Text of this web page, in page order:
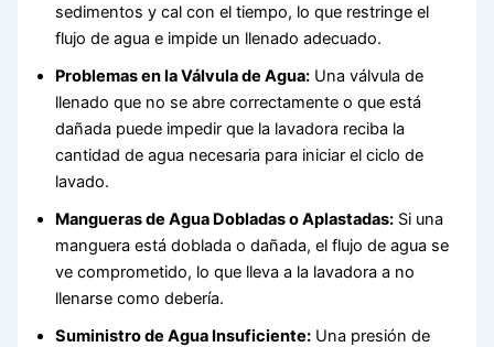
sedimentos y cal con el tiempo, lo que restringe el
flujo de agua e impide un llenado adecuado.
Problemas en la Válvula de Agua: Una válvula de
llenado que no se abre correctamente o que está
dañada puede impedir que la lavadora reciba la
cantidad de agua necesaria para iniciar el ciclo de
lavado.
Mangueras de Agua Dobladas o Aplastadas: Si una
manguera está doblada o dañada, el flujo de agua se
ve comprometido, lo que lleva a la lavadora a no
llenarse como debería.
Suministro de Agua Insuficiente: Una presión de